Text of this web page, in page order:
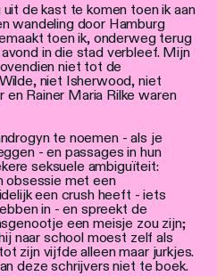
de kast te komen toen ik aan
wandeling door Hamburg
toen ik, onderweg terug
in die stad verbleef. Mijn
niet tot de
niet Isherwood, niet
en Rainer Maria Rilke waren
te noemen - als je
- en passages in hun
seksuele ambiguïteit:
obsessie met een
een crush heeft - iets
in - en spreekt de
een meisje zou zijn;
naar school moest zelf als
zijn vijfde alleen maar jurkjes.
deze schrijvers niet te boek.